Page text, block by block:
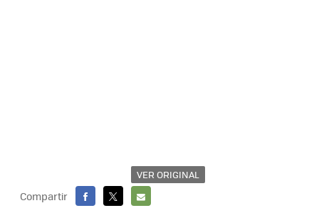
VER ORIGINAL
Compartir